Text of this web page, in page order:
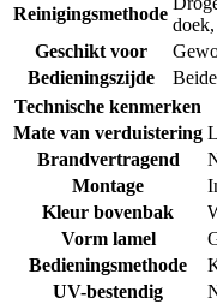
Reinigingsmethode
doek,
Geschikt voor
Bedieningszijde
Technische kenmerken
Mate van verduistering
Brandvertragend
Montage
Kleur bovenbak
Vorm lamel
Bedieningsmethode
UV-bestendig